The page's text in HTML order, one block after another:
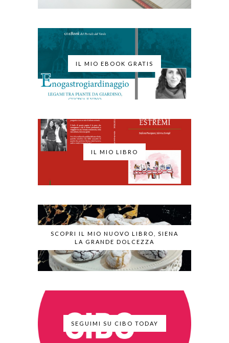
IL MIO EBOOK GRATIS
IL MIO LIBRO
SCOPRI IL MIO NUOVO LIBRO, SIENA
LA GRANDE DOLCEZZA
SEGUIMI SU CIBO TODAY